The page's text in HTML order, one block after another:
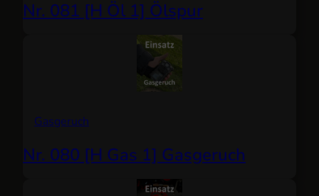
Nr. 081 [H Öl 1] Ölspur
Gasgeruch
Nr. 080 [H Gas 1] Gasgeruch